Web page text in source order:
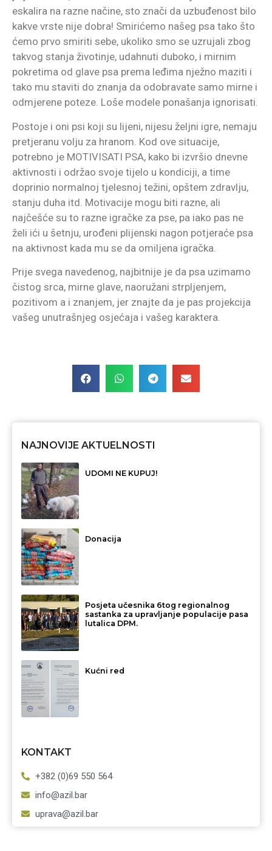
eskalira na razne načine, sto znači da uzbuđenost bilo
kakve vrste nije dobra! Smirićemo našeg psa tako što
ćemo prvo smiriti sebe, ukoliko smo se uzrujali zbog
takvog stanja životinje, udahnuti duboko, i mirnim
pokretima od glave psa prema leđima nježno maziti i
tako mu staviti do znanja da odobravate samo mirne i
odmjerene poteze. Loše modele ponašanja ignorisati.
Postoje i oni psi koji su lijeni, nijesu željni igre, nemaju
pretjeranu volju za hranom. Kod ove situacije,
potrebno je MOTIVISATI PSA, kako bi izvršio dnevne
aktivnosti i održao svoje tijelo u kondiciji, a time
doprinio normalnoj tjelesnoj težini, opštem zdravlju,
stanju duha itd. Motivacije mogu biti razne, ali
najčešće su to razne igračke za pse, pa iako pas ne
želi ići u šetnju, urođeni plijenski nagon potjeraće psa
na aktivnost kada mu se da omiljena igračka.
Prije svega navedenog, najbitnije je da psa uzimamo
čistog srca, mirne glave, naoružani strpljenjem,
pozitivom a i znanjem, jer znajte da je pas projekcija
vašeg unutrašnjeg osjećaja i vašeg karaktera.
NAJNOVIJE AKTUELNOSTI
UDOMI NE KUPUJ!
Donacija
Posjeta učesnika 6tog regionalnog
sastanka za upravljanje populacije pasa
lutalica DPM.
Kućni red
KONTAKT
+382 (0)69 550 564
info@azil.bar
uprava@azil.bar